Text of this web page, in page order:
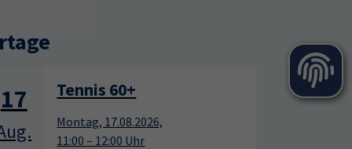
17 Tennis für Anfänger
Montag, 17.08.2026,
12:00 – 13:00 Uhr
17